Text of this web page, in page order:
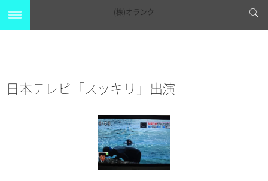
(株)オランク
日本テレビ「スッキリ」出演